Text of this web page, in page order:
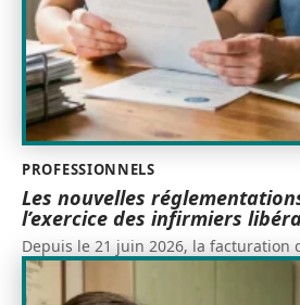
PROFESSIONNELS
Les nouvelles
l’exercice des infirmiers
Depuis le 21 juin 2026, la facturation